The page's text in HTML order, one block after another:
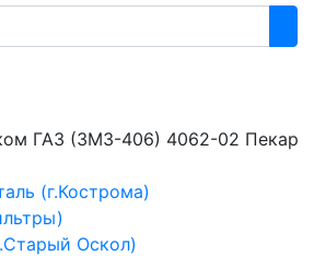
ГАЗ (ЗМЗ-406) 4062-02 Пекар
(г.Кострома)
Оскол)